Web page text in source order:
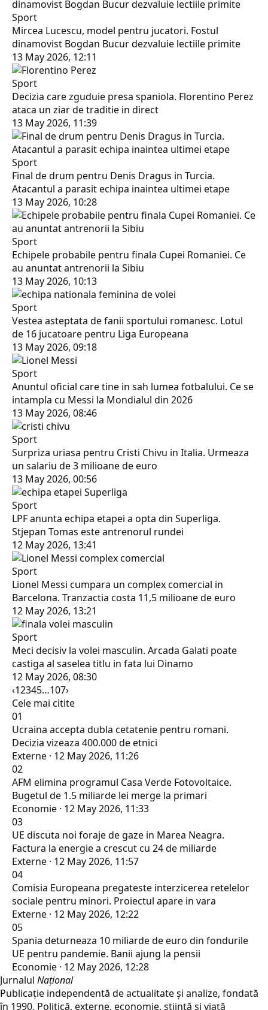
Sport
Mircea Lucescu, model pentru jucatori. Fostul
dinamovist Bogdan Bucur dezvaluie lectiile primite
13 May 2026, 12:11
Sport
Decizia care zguduie presa spaniola. Florentino Perez
ataca un ziar de traditie in direct
13 May 2026, 11:39
Sport
Final de drum pentru Denis Dragus in Turcia.
Atacantul a parasit echipa inaintea ultimei etape
13 May 2026, 10:28
Sport
Echipele probabile pentru finala Cupei Romaniei. Ce
au anuntat antrenorii la Sibiu
13 May 2026, 10:13
Sport
Vestea asteptata de fanii sportului romanesc. Lotul
de 16 jucatoare pentru Liga Europeana
13 May 2026, 09:18
Sport
Anuntul oficial care tine in sah lumea fotbalului. Ce se
intampla cu Messi la Mondialul din 2026
13 May 2026, 08:46
Sport
Surpriza uriasa pentru Cristi Chivu in Italia. Urmeaza
un salariu de 3 milioane de euro
13 May 2026, 00:56
Sport
LPF anunta echipa etapei a opta din Superliga.
Stjepan Tomas este antrenorul rundei
12 May 2026, 13:41
Sport
Lionel Messi cumpara un complex comercial in
Barcelona. Tranzactia costa 11,5 milioane de euro
12 May 2026, 13:21
Sport
Meci decisiv la volei masculin. Arcada Galati poate
castiga al saselea titlu in fata lui Dinamo
12 May 2026, 08:30
‹12345…107›
Cele mai citite
01
Ucraina accepta dubla cetatenie pentru romani.
Decizia vizeaza 400.000 de etnici
Externe · 12 May 2026, 11:26
02
AFM elimina programul Casa Verde Fotovoltaice.
Bugetul de 1.5 miliarde lei merge la primari
Economie · 12 May 2026, 11:33
03
UE discuta noi foraje de gaze in Marea Neagra.
Factura la energie a crescut cu 24 de miliarde
Externe · 12 May 2026, 11:57
04
Comisia Europeana pregateste interzicerea retelelor
sociale pentru minori. Proiectul apare in vara
Externe · 12 May 2026, 12:22
05
Spania deturneaza 10 miliarde de euro din fondurile
UE pentru pandemie. Banii ajung la pensii
Economie · 12 May 2026, 12:28
Jurnalul Național
Publicație independentă de actualitate și analize, fondată
în 1990. Politică, externe, economie, știință și viață